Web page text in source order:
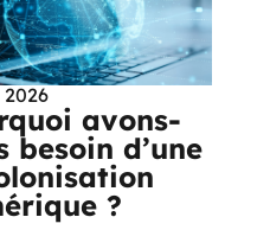
2026
avons-
besoin d’une
?